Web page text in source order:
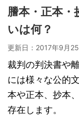
謄本・正本・
いは何？
更新日： 2017年9月
裁判の判決書や
には様々な公的
本や正本、抄本
存在します。